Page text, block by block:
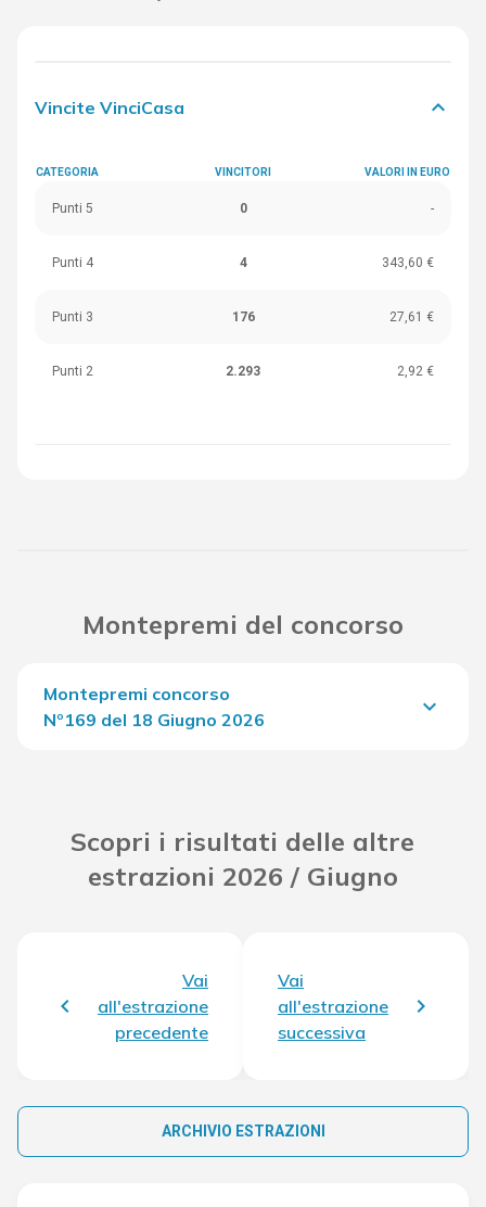
Vincite VinciCasa keyboard_arrow_down
CATEGORIA VINCITORI VALORI IN EURO
Punti 5 0 -
Punti 4 4 343,60 €
Punti 3 176 27,61 €
Punti 2 2.293 2,92 €
Montepremi del concorso
Montepremi concorso
Nº169 del 18 Giugno 2026
keyboard_arrow_down
Scopri i risultati delle altre
estrazioni 2026 / Giugno
Vai
all'estrazione
precedente
Vai
all'estrazione
successiva
ARCHIVIO ESTRAZIONI